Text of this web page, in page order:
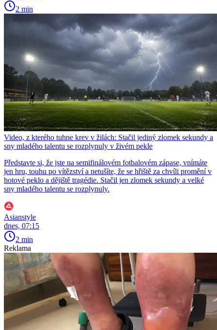
2 min
Video, z kterého tuhne krev v žilách: Stačil jediný zlomek sekundy a
sny mladého talentu se rozplynuly v živém pekle
Představte si, že jste na semifinálovém fotbalovém zápase, vnímáte
jen hru, touhu po vítězství a netušíte, že se hřiště za chvíli promění v
hotové peklo a dějiště tragédie. Stačil jen zlomek sekundy a velké
sny mladého talentu se rozplynuly.
Asianstyle
dnes, 07:15
2 min
Reklama